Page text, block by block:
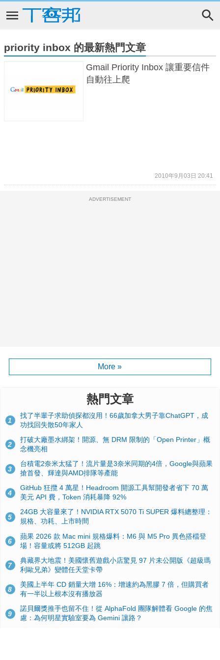
priority inbox 的最新熱門文章
Gmail Priority Inbox 讓重要信件
自動往上爬
2010年9月03日 20:41
ADVERTISEMENT
More »
熱門文章
1
找了半輩子求助偵探都沒用！66歲加拿大男子靠ChatGPT，成
功找回失散50年家人
2
打破大廠墨水綁架！開源、無 DRM 限制的「Open Printer」概
念機亮相
3
台積電2奈米太猛了！流片量是3奈米同期的4倍，Google與蘋果
搶首發、輝達與AMD排隊等產能
4
GitHub 狂攬 4 萬星！Headroom 開源工具幫開發者省下 70 萬
美元 API 費，Token 消耗暴降 92%
5
24GB 大容量來了！NVIDIA RTX 5070 Ti SUPER 爆料總整理：
規格、功耗、上市時間
6
蘋果 2026 款 Mac mini 規格爆料：M6 與 M5 Pro 異色搭檔登
場！容量或將 512GB 起跳
7
典藏界大地震！美國懷舊遊戲小店驚見 97 片未公開版《超級瑪
利歐兄弟》變體任天堂卡帶
8
美國上半年 CD 銷量大增 16%：增速約為黑膠 7 倍，但購買者
有一半以上根本沒有播放器
9
諾貝爾獎推手也留不住！從 AlphaFold 團隊解體看 Google 的焦
慮：為何明星實驗室要為 Gemini 讓路？